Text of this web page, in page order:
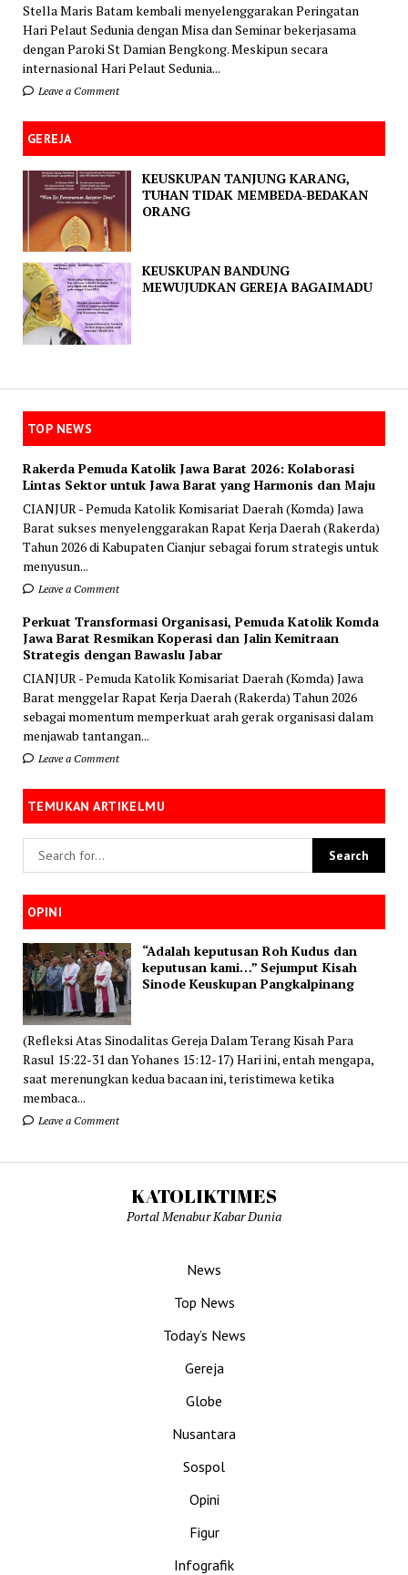
Stella Maris Batam kembali menyelenggarakan Peringatan
Hari Pelaut Sedunia dengan Misa dan Seminar bekerjasama
dengan Paroki St Damian Bengkong. Meskipun secara
internasional Hari Pelaut Sedunia...
Leave a Comment
GEREJA
KEUSKUPAN TANJUNG KARANG,
TUHAN TIDAK MEMBEDA-BEDAKAN
ORANG
KEUSKUPAN BANDUNG
MEWUJUDKAN GEREJA BAGAIMADU
TOP NEWS
Rakerda Pemuda Katolik Jawa Barat 2026: Kolaborasi
Lintas Sektor untuk Jawa Barat yang Harmonis dan Maju
CIANJUR - Pemuda Katolik Komisariat Daerah (Komda) Jawa
Barat sukses menyelenggarakan Rapat Kerja Daerah (Rakerda)
Tahun 2026 di Kabupaten Cianjur sebagai forum strategis untuk
menyusun...
Leave a Comment
Perkuat Transformasi Organisasi, Pemuda Katolik Komda
Jawa Barat Resmikan Koperasi dan Jalin Kemitraan
Strategis dengan Bawaslu Jabar
CIANJUR - Pemuda Katolik Komisariat Daerah (Komda) Jawa
Barat menggelar Rapat Kerja Daerah (Rakerda) Tahun 2026
sebagai momentum memperkuat arah gerak organisasi dalam
menjawab tantangan...
Leave a Comment
TEMUKAN ARTIKELMU
OPINI
“Adalah keputusan Roh Kudus dan
keputusan kami…” Sejumput Kisah
Sinode Keuskupan Pangkalpinang
(Refleksi Atas Sinodalitas Gereja Dalam Terang Kisah Para
Rasul 15:22-31 dan Yohanes 15:12-17) Hari ini, entah mengapa,
saat merenungkan kedua bacaan ini, teristimewa ketika
membaca...
Leave a Comment
KATOLIKTIMES
Portal Menabur Kabar Dunia
News
Top News
Today’s News
Gereja
Globe
Nusantara
Sospol
Opini
Figur
Infografik